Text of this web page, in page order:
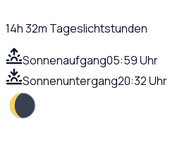
14h 32m Tageslichtstunden
Sonnenaufgang05:59 Uhr
Sonnenuntergang20:32 Uhr